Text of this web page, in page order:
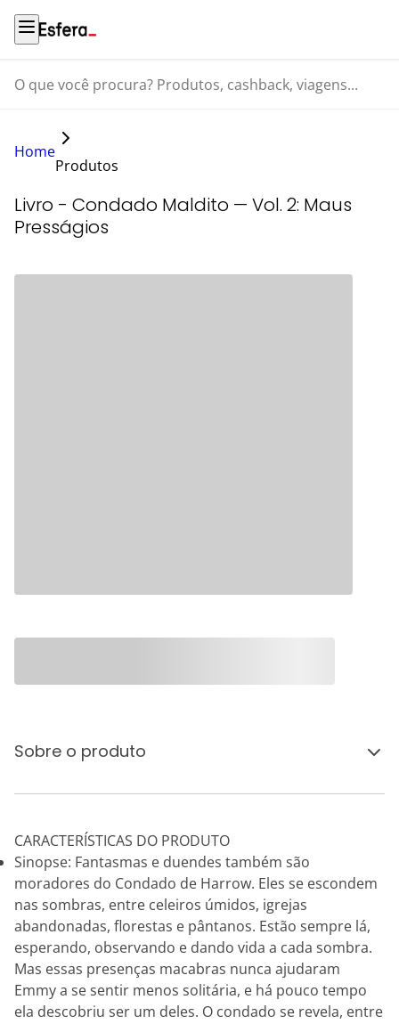
O que você procura? Produtos, cashback, viagens...
Home
Produtos
Livro - Condado Maldito — Vol. 2: Maus
Presságios
Sobre o produto
CARACTERÍSTICAS DO PRODUTO
Sinopse: Fantasmas e duendes também são
moradores do Condado de Harrow. Eles se escondem
nas sombras, entre celeiros úmidos, igrejas
abandonadas, florestas e pântanos. Estão sempre lá,
esperando, observando e dando vida a cada sombra.
Mas essas presenças macabras nunca ajudaram
Emmy a se sentir menos solitária, e há pouco tempo
ela descobriu ser um deles. O condado se revela, entre